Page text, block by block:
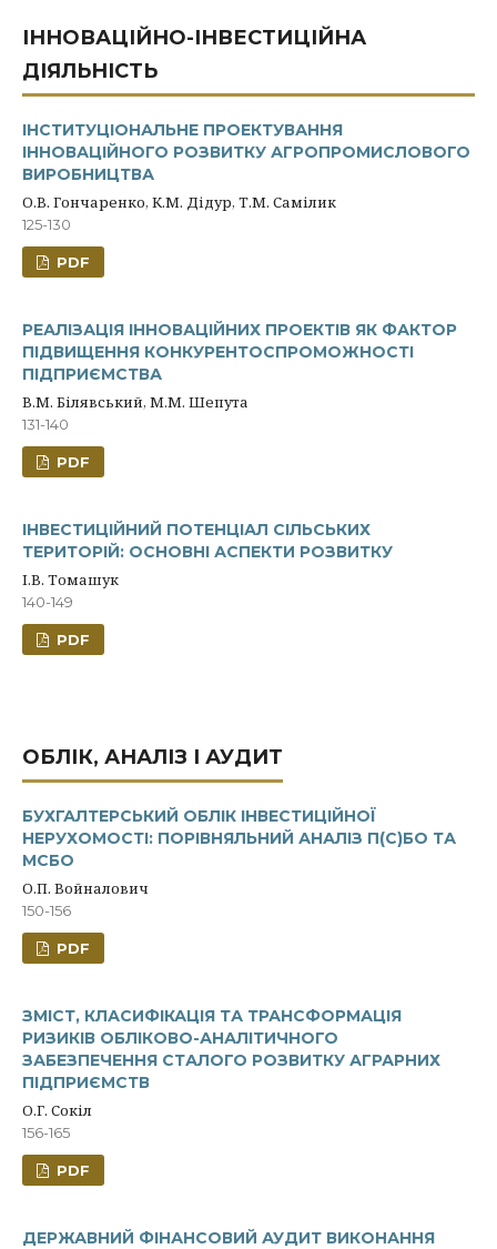
ІННОВАЦІЙНО-ІНВЕСТИЦІЙНА
ДІЯЛЬНІСТЬ
ІНСТИТУЦІОНАЛЬНЕ ПРОЕКТУВАННЯ
ІННОВАЦІЙНОГО РОЗВИТКУ АГРОПРОМИСЛОВОГО
ВИРОБНИЦТВА
О.В. Гончаренко, К.М. Дідур, Т.М. Самілик
125-130
PDF
РЕАЛІЗАЦІЯ ІННОВАЦІЙНИХ ПРОЕКТІВ ЯК ФАКТОР
ПІДВИЩЕННЯ КОНКУРЕНТОСПРОМОЖНОСТІ
ПІДПРИЄМСТВА
В.М. Білявський, М.М. Шепута
131-140
PDF
ІНВЕСТИЦІЙНИЙ ПОТЕНЦІАЛ СІЛЬСЬКИХ
ТЕРИТОРІЙ: ОСНОВНІ АСПЕКТИ РОЗВИТКУ
І.В. Томашук
140-149
PDF
ОБЛІК, АНАЛІЗ І АУДИТ
БУХГАЛТЕРСЬКИЙ ОБЛІК ІНВЕСТИЦІЙНОЇ
НЕРУХОМОСТІ: ПОРІВНЯЛЬНИЙ АНАЛІЗ П(С)БО ТА
МСБО
О.П. Войналович
150-156
PDF
ЗМІСТ, КЛАСИФІКАЦІЯ ТА ТРАНСФОРМАЦІЯ
РИЗИКІВ ОБЛІКОВО-АНАЛІТИЧНОГО
ЗАБЕЗПЕЧЕННЯ СТАЛОГО РОЗВИТКУ АГРАРНИХ
ПІДПРИЄМСТВ
О.Г. Сокіл
156-165
PDF
ДЕРЖАВНИЙ ФІНАНСОВИЙ АУДИТ ВИКОНАННЯ